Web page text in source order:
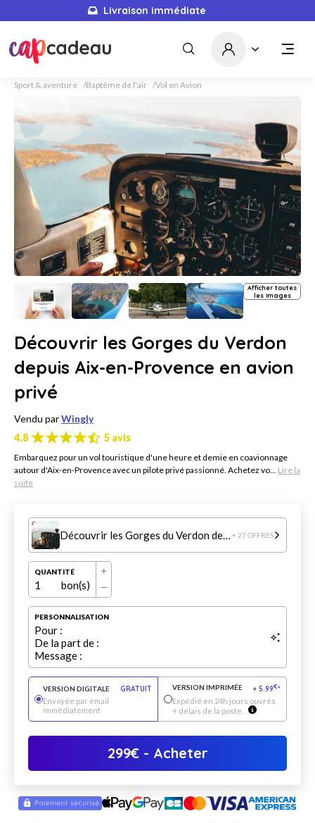
Livraison immédiate
Sport & aventure Baptême de l'air Vol en Avion
Afficher toutes
les images
Découvrir les Gorges du Verdon
depuis Aix-en-Provence en avion
privé
Vendu parWingly
4.8
5 avis
Embarquez pour un vol touristique d'une heure et demie en coavionnage
autour d'Aix-en-Provence avec un pilote privé passionné. Achetez vo... Lire la
suite
Découvrir les Gorges du Verdon depuis Aix-en-Provence en avion privé + 27 OFFRES
QUANTITÉ
1 bon(s)
PERSONNALISATION
Pour :
De la part de :
Message :
VERSION DIGITALE
GRATUIT
Envoyée par email
immédiatement
VERSION IMPRIMÉE + 5.99€*
Expédié en 24h jours ouvrés
+ délais de la poste.
299€- Acheter